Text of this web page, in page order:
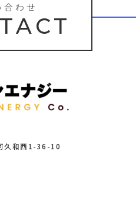
合わせ
久和西1-36-10